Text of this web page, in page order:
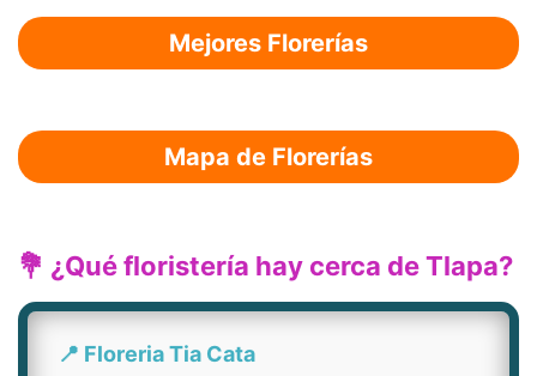
Mejores Florerías
Mapa de Florerías
💐 ¿Qué floristería hay cerca de Tlapa?
📍 Floreria Tia Cata